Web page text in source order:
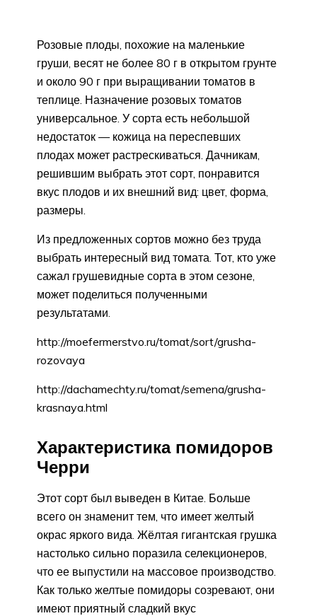
Розовые плоды, похожие на маленькие
груши, весят не более 80 г в открытом грунте
и около 90 г при выращивании томатов в
теплице. Назначение розовых томатов
универсальное. У сорта есть небольшой
недостаток — кожица на переспевших
плодах может растрескиваться. Дачникам,
решившим выбрать этот сорт, понравится
вкус плодов и их внешний вид: цвет, форма,
размеры.
Из предложенных сортов можно без труда
выбрать интересный вид томата. Тот, кто уже
сажал грушевидные сорта в этом сезоне,
может поделиться полученными
результатами.
http://moefermerstvo.ru/tomat/sort/grusha-
rozovaya
http://dachamechty.ru/tomat/semena/grusha-
krasnaya.html
Характеристика помидоров
Черри
Этот сорт был выведен в Китае. Больше
всего он знаменит тем, что имеет желтый
окрас яркого вида. Жёлтая гигантская грушка
настолько сильно поразила селекционеров,
что ее выпустили на массовое производство.
Как только желтые помидоры созревают, они
имеют приятный сладкий вкус